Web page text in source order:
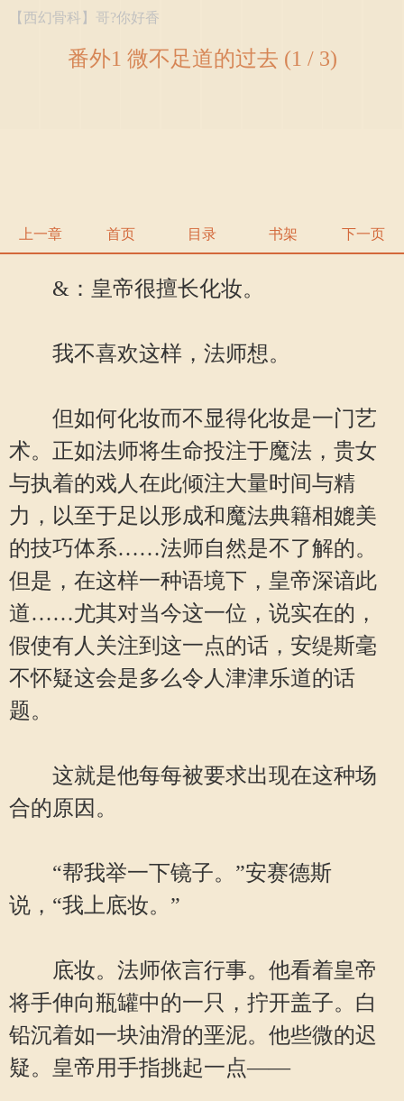
【西幻骨科】哥?你好香
番外1 微不足道的过去 (1 / 3)
上一章 首页 目录 书架 下一页
&：皇帝很擅长化妆。
我不喜欢这样，法师想。
但如何化妆而不显得化妆是一门艺
术。正如法师将生命投注于魔法，贵女
与执着的戏人在此倾注大量时间与精
力，以至于足以形成和魔法典籍相媲美
的技巧体系……法师自然是不了解的。
但是，在这样一种语境下，皇帝深谙此
道……尤其对当今这一位，说实在的，
假使有人关注到这一点的话，安缇斯毫
不怀疑这会是多么令人津津乐道的话
题。
这就是他每每被要求出现在这种场
合的原因。
“帮我举一下镜子。”安赛德斯
说，“我上底妆。”
底妆。法师依言行事。他看着皇帝
将手伸向瓶罐中的一只，拧开盖子。白
铅沉着如一块油滑的垩泥。他些微的迟
疑。皇帝用手指挑起一点——